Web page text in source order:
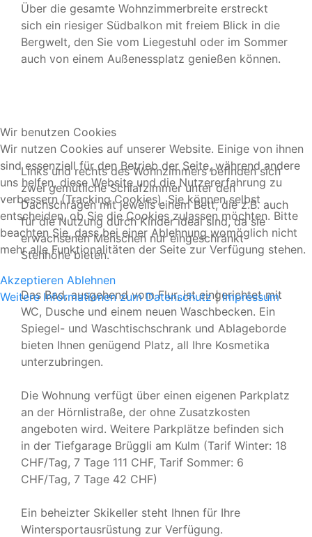
Über die gesamte Wohnzimmerbreite erstreckt
sich ein riesiger Südbalkon mit freiem Blick in die
Bergwelt, den Sie vom Liegestuhl oder im Sommer
auch von einem Außenessplatz genießen können.
Links und rechts des Wohnzimmers befinden sich
zwei gemütliche Schlafzimmer unter den
Dachschrägen mit jeweils einem Bett, die z.B. auch
für die Nutzung durch Kinder ideal sind, da sie
erwachsenen Menschen nur eingeschränkt
Stehhöhe bieten.
Das Bad, ausgehend vom Flur, ist eingerichtet mit
WC, Dusche und einem neuen Waschbecken. Ein
Spiegel- und Waschtischschrank und Ablageborde
bieten Ihnen genügend Platz, all Ihre Kosmetika
unterzubringen.
Die Wohnung verfügt über einen eigenen Parkplatz
an der Hörnlistraße, der ohne Zusatzkosten
angeboten wird. Weitere Parkplätze befinden sich
in der Tiefgarage Brüggli am Kulm (Tarif Winter: 18
CHF/Tag, 7 Tage 111 CHF, Tarif Sommer: 6
CHF/Tag, 7 Tage 42 CHF)
Ein beheizter Skikeller steht Ihnen für Ihre
Wintersportausrüstung zur Verfügung.
Wir benutzen Cookies
Wir nutzen Cookies auf unserer Website. Einige von ihnen
sind essenziell für den Betrieb der Seite, während andere
uns helfen, diese Website und die Nutzererfahrung zu
verbessern (Tracking Cookies). Sie können selbst
entscheiden, ob Sie die Cookies zulassen möchten. Bitte
beachten Sie, dass bei einer Ablehnung womöglich nicht
mehr alle Funktionalitäten der Seite zur Verfügung stehen.
Akzeptieren Ablehnen
Weitere Informationen zum Datenschutz|Impressum